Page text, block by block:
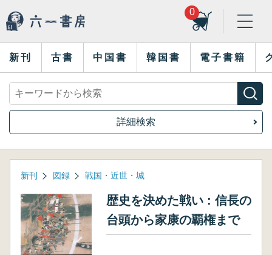
0
新刊 古書 中国書 韓国書 電子書籍
詳細検索
新刊 図録 戦国・近世・城
歴史を決めた戦い : 信長の
台頭から家康の覇権まで